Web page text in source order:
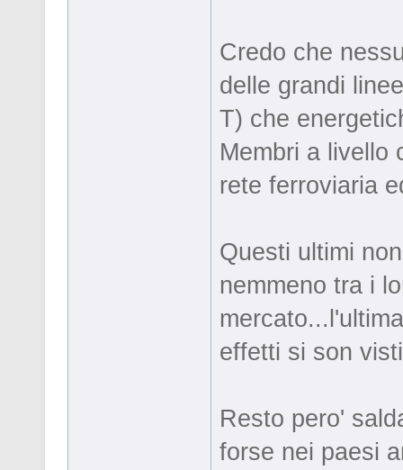
Credo che
delle grandi
T) che
Membri a livello
rete ferroviaria
Questi ultimi
nemmeno tra i
effetti si son
Resto pero'
forse nei paesi